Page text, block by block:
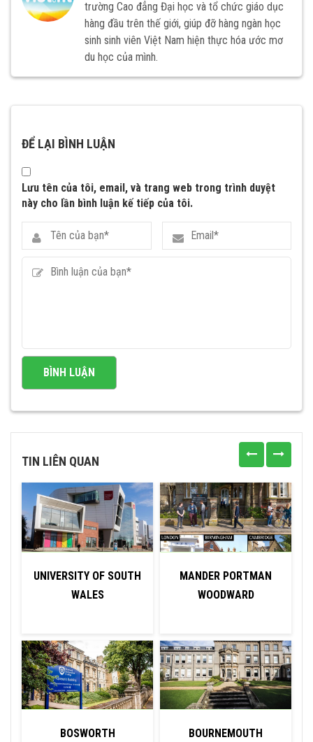
trường Cao đẳng Đại học và tổ chức giáo dục
hàng đầu trên thế giới, giúp đỡ hàng ngàn học
sinh sinh viên Việt Nam hiện thực hóa ước mơ
du học của mình.
ĐỂ LẠI BÌNH LUẬN
Lưu tên của tôi, email, và trang web trong trình duyệt
này cho lần bình luận kế tiếp của tôi.
TIN LIÊN QUAN
UNIVERSITY OF SOUTH
WALES
BOSWORTH
MANDER PORTMAN
WOODWARD
BOURNEMOUTH